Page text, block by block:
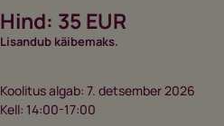
Hind: 35 EUR
Lisandub käibemaks.
Koolitus algab: 7. detsember 2026
Kell: 14:00-17:00